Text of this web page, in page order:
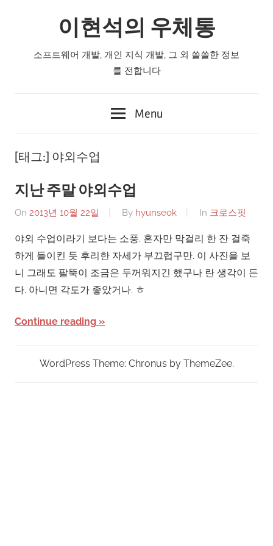
이현석의 우체통
소프트웨어 개발, 개인 지식 개발, 그 외 쏠쏠한 정보
를 전합니다
Menu
[태그:] 야외수업
지난 주말 야외수업
On 2013년 10월 22일 By hyunseok In 크로스핏
야외 수업이라기 보다는 소풍. 혼자만 막걸리 한 잔 걸죽
하게 들이킨 듯 후리한 자세가 부끄럽구만. 이 사진을 보
니 그래도 팔뚝이 조금은 두꺼워지긴 했구나 란 생각이 든
다. 아니면 각도가 좋았거나. ㅎ
Continue reading
WordPress Theme: Chronus by ThemeZee.